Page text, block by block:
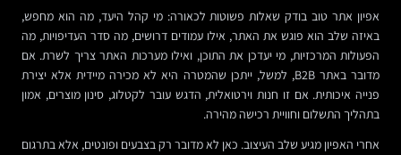
אפיון אתר טוב בודק שאלות פשוטות לכאורה: מי קהל היעד, מה הוא מחפש,
באיזה שלב הוא פוגש את האתר, אילו עמודים דרושים, מה סדר העדיפויות, מה
הפעולות המרכזיות, מי יעדכן את התוכן, ואילו מערכות האתר צריך לשרת. אם
מדובר באתר B2B, למשל, ייתכן שהמטרה היא לא מכירה מיידית אלא יצירת
פנייה איכותית. אם זו חנות וירטואלית, הדגש עובר לקטלוג, סינון מוצרים, אמון
בתהליך התשלום וחוויית רכישה מהירה.
אחרי האפיון מגיע שלב העיצוב. כאן לא מדובר רק בצבעים ופונטים, אלא בתרגום